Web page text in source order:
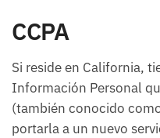
CCPA
Si reside en California,
Información Personal
(también conocido
portarla a un nuevo